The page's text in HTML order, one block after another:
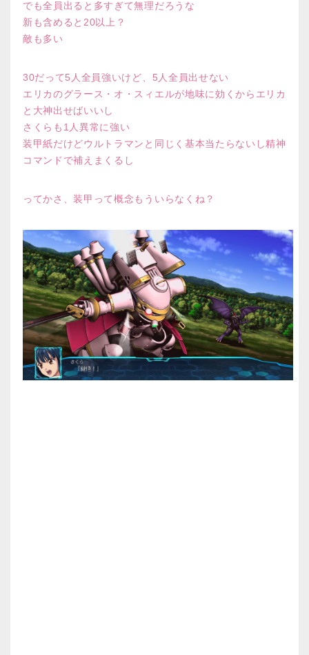
でも全員出ると多すぎて無理だろうな
新も含めると20以上？
敵も多い
30だって5人全員強いけど、5人全員出せない
エリカのグラース・オ・スィエルが地味に効くからエリカ
と大神出せばいいし
さくらも1人異常に強い
装甲紙だけどウルトラマンと同じく基本当たらないし精神
コマンドで補えまくるし
ってかさ、装甲って概念もういらなくね？